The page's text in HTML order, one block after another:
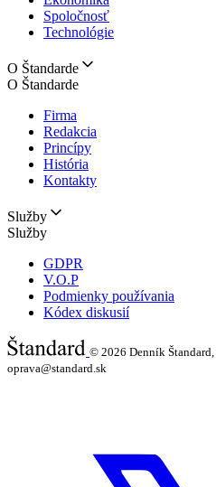
Spoločnosť
Technológie
O Štandarde
O Štandarde
Firma
Redakcia
Princípy
História
Kontakty
Služby
Služby
GDPR
V.O.P
Podmienky používania
Kódex diskusií
© 2026 Denník
oprava@standard.sk